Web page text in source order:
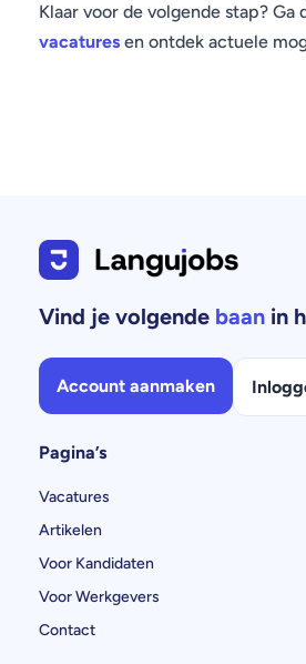
Klaar voor de volgende stap? Ga
vacatures en ontdek actuele
Vind je volgende baan in
Account aanmaken
Pagina’s
Vacatures
Artikelen
Voor Kandidaten
Voor Werkgevers
Contact